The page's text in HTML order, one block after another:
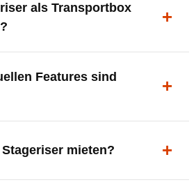
kostenfrei.
als Transportbox
Features sind
mieten?